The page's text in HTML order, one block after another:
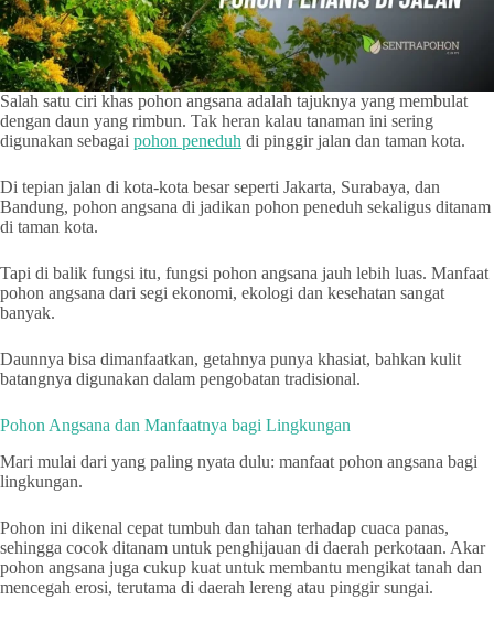
Salah satu ciri khas pohon angsana adalah tajuknya yang membulat
dengan daun yang rimbun. Tak heran kalau tanaman ini sering
digunakan sebagai pohon peneduh di pinggir jalan dan taman kota.
Di tepian jalan di kota-kota besar seperti Jakarta, Surabaya, dan
Bandung, pohon angsana di jadikan pohon peneduh sekaligus ditanam
di taman kota.
Tapi di balik fungsi itu, fungsi pohon angsana jauh lebih luas. Manfaat
pohon angsana dari segi ekonomi, ekologi dan kesehatan sangat
banyak.
Daunnya bisa dimanfaatkan, getahnya punya khasiat, bahkan kulit
batangnya digunakan dalam pengobatan tradisional.
Pohon Angsana dan Manfaatnya bagi Lingkungan
Mari mulai dari yang paling nyata dulu: manfaat pohon angsana bagi
lingkungan.
Pohon ini dikenal cepat tumbuh dan tahan terhadap cuaca panas,
sehingga cocok ditanam untuk penghijauan di daerah perkotaan. Akar
pohon angsana juga cukup kuat untuk membantu mengikat tanah dan
mencegah erosi, terutama di daerah lereng atau pinggir sungai.